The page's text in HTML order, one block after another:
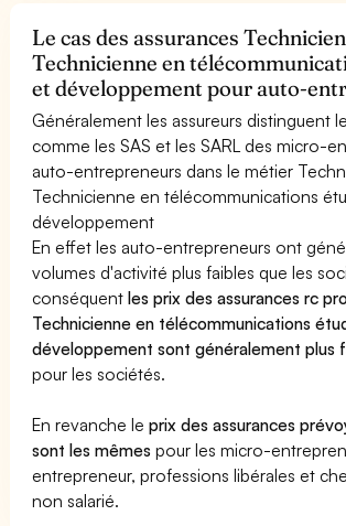
Le cas des assurances
Technicienne en
et développement pour auto-
Généralement les assureurs distinguent
comme les SAS et les SARL des micro-
auto-entrepreneurs dans le métier
Technicienne en télécommunications
développement
En effet les auto-entrepreneurs ont
volumes d'activité plus faibles que les
conséquentles prix des assurances rc
Technicienne en télécommunications
développement sont généralement plus
pour les sociétés.
En revanche leprix des assurances
sont les mêmes pour les micro-
entrepreneur, professions libérales et
non salarié.